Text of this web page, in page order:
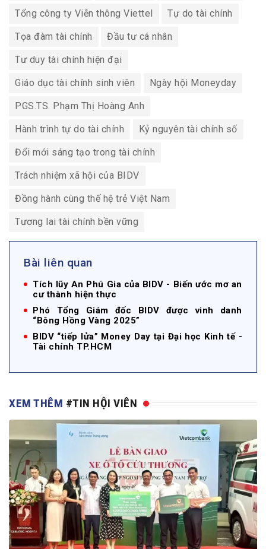
Tổng công ty Viễn thông Viettel Tự do tài chính
Tọa đàm tài chính Đầu tư cá nhân
Tư duy tài chính hiện đại
Giáo dục tài chính sinh viên Ngày hội Moneyday
PGS.TS. Phạm Thị Hoàng Anh
Hành trình tự do tài chính Kỷ nguyên tài chính số
Đổi mới sáng tạo trong tài chính
Trách nhiệm xã hội của BIDV
Đồng hành cùng thế hệ trẻ Việt Nam
Tương lai tài chính bền vững
Bài liên quan
Tích lũy An Phú Gia của BIDV - Biến ước mơ an
cư thành hiện thực
Phó Tổng Giám đốc BIDV được vinh danh
“Bông Hồng Vàng 2025”
BIDV “tiếp lửa” Money Day tại Đại học Kinh tế -
Tài chính TP.HCM
XEM THÊM #TIN HỘI VIÊN